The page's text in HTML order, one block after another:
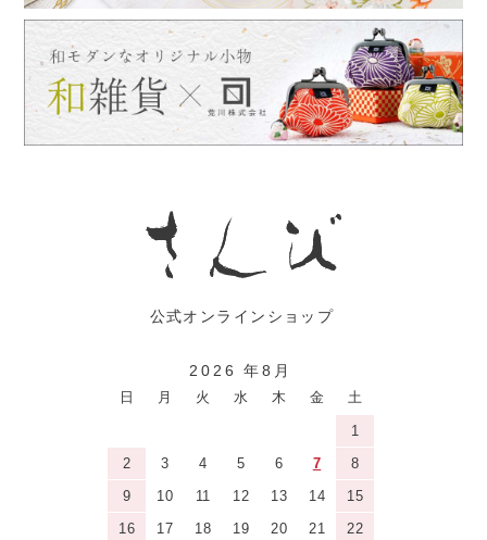
2026 年8月
日 月 火 水 木 金 土
1
2
3 4 5 6 7
8
9
10 11 12 13 14
15
16
17 18 19 20 21
22